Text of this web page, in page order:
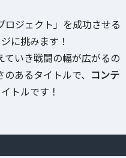
ロジェクト」を成功させる
に挑みます！
いき戦闘の幅が広がるの
あるタイトルで、 コンテ
トルです！